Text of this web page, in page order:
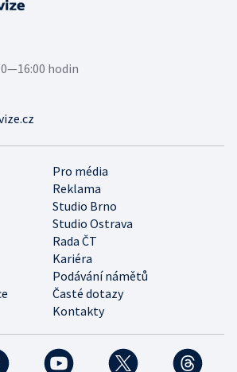
Pro média
Reklama
Studio Brno
Studio Ostrava
Rada ČT
Kariéra
Podávání námětů
Časté dotazy
Kontakty
hodin